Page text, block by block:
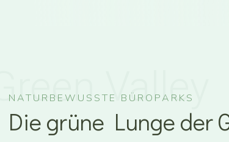
Green Valley
NATURBEWUSSTE BÜROPARKS
Die grüne Lunge der